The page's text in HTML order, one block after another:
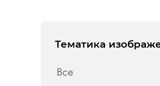
Тематика
Все